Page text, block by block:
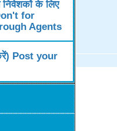
के लिए
for
Agents
Post your